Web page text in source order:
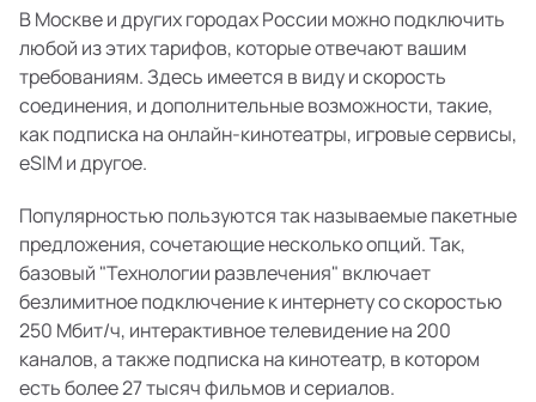
В Москве и других городах России можно подключить
любой из этих тарифов, которые отвечают вашим
требованиям. Здесь имеется в виду и скорость
соединения, и дополнительные возможности, такие,
как подписка на онлайн-кинотеатры, игровые сервисы,
eSIM и другое.
Популярностью пользуются так называемые пакетные
предложения, сочетающие несколько опций. Так,
базовый "Технологии развлечения" включает
безлимитное подключение к интернету со скоростью
250 Мбит/ч, интерактивное телевидение на 200
каналов, а также подписка на кинотеатр, в котором
есть более 27 тысяч фильмов и сериалов.